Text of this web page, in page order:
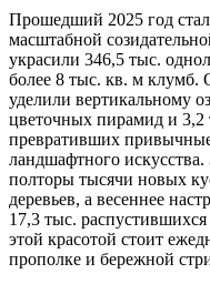
Прошедший 2025 год стал
масштабной
украсили 346,5 тыс.
более 8 тыс. кв. м клумб.
уделили вертикальному
цветочных пирамид и 3,2
превративших
ландшафтного
полторы тысячи новых
деревьев, а весеннее
17,3 тыс.
этой красотой стоит
прополке и бережной